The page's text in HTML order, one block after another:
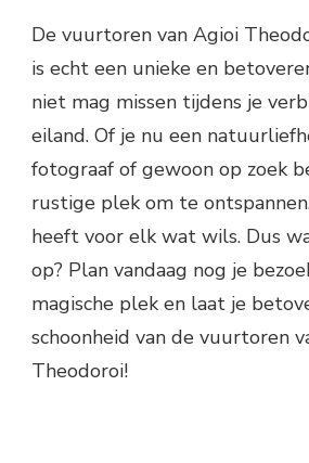
De vuurtoren van Agioi
is echt een unieke en
niet mag missen tijdens je
eiland. Of je nu een
fotograaf of gewoon op zoek
rustige plek om te
heeft voor elk wat wils. Dus
op? Plan vandaag nog je
magische plek en laat je
schoonheid van de vuurtoren
Theodoroi!